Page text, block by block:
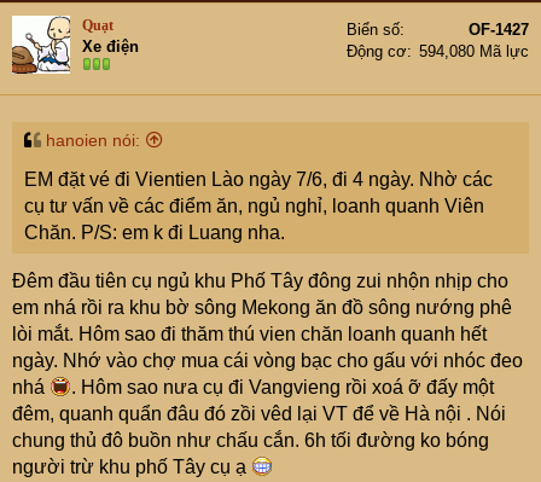
Quạt
Xe điện
Biển số
OF-1427
Động cơ
594,080 Mã lực
hanoien nói:
EM đặt vé đi Vientien Lào ngày 7/6, đi 4 ngày. Nhờ các
cụ tư vấn về các điểm ăn, ngủ nghỉ, loanh quanh Viên
Chăn. P/S: em k đi Luang nha.
Đêm đầu tiên cụ ngủ khu Phố Tây đông zui nhộn nhịp cho
em nhá rồi ra khu bờ sông Mekong ăn đồ sông nướng phê
lòi mắt. Hôm sao đi thăm thú vien chăn loanh quanh hết
ngày. Nhớ vào chợ mua cái vòng bạc cho gấu với nhóc đeo
nhá
. Hôm sao nưa cụ đi Vangvieng rồi xoá ỡ đấy một
đêm, quanh quẩn đâu đó zồi vêd lại VT để về Hà nội . Nói
chung thủ đô buồn như chấu cắn. 6h tối đường ko bóng
người trừ khu phố Tây cụ ạ